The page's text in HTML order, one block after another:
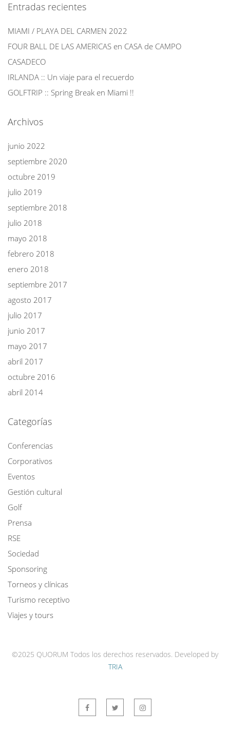
Entradas recientes
MIAMI / PLAYA DEL CARMEN 2022
FOUR BALL DE LAS AMERICAS en CASA de CAMPO
CASADECO
IRLANDA :: Un viaje para el recuerdo
GOLFTRIP :: Spring Break en Miami !!
Archivos
junio 2022
septiembre 2020
octubre 2019
julio 2019
septiembre 2018
julio 2018
mayo 2018
febrero 2018
enero 2018
septiembre 2017
agosto 2017
julio 2017
junio 2017
mayo 2017
abril 2017
octubre 2016
abril 2014
Categorías
Conferencias
Corporativos
Eventos
Gestión cultural
Golf
Prensa
RSE
Sociedad
Sponsoring
Torneos y clínicas
Turismo receptivo
Viajes y tours
©2025 QUORUM Todos los derechos reservados. Developed by
TRIA